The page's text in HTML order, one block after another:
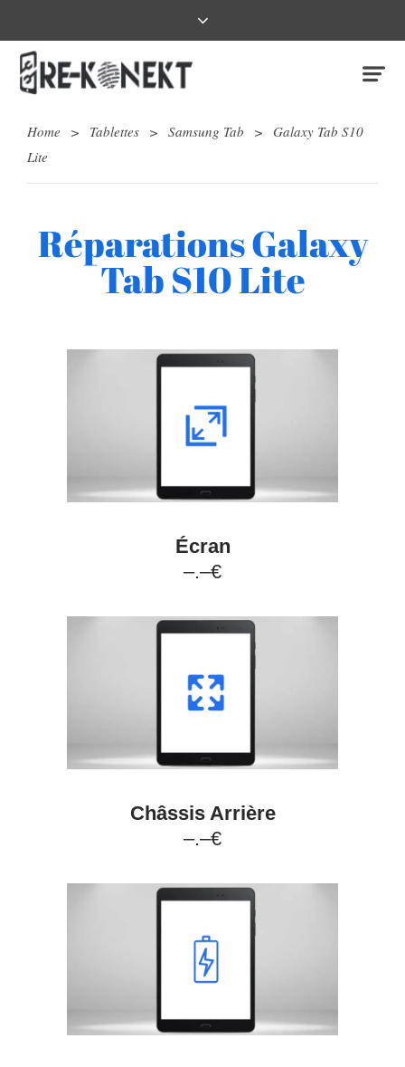
Home > Tablettes > Samsung Tab > Galaxy Tab S10
Lite
Réparations Galaxy
Tab S10 Lite
Écran
–.–€
Châssis Arrière
–.–€